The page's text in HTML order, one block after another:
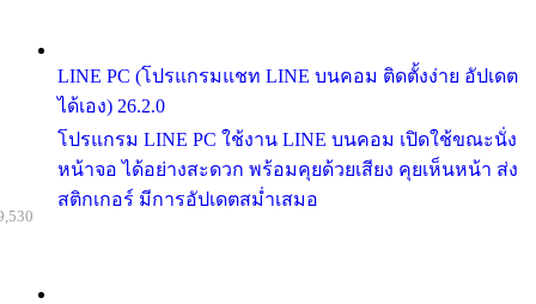
LINE PC (โปรแกรมแชท LINE บนคอม ติดตั้งง่าย อัปเดต
ได้เอง) 26.2.0
โปรแกรม LINE PC ใช้งาน LINE บนคอม เปิดใช้ขณะนั่ง
หน้าจอ ได้อย่างสะดวก พร้อมคุยด้วยเสียง คุยเห็นหน้า ส่ง
สติกเกอร์ มีการอัปเดตสม่ำเสมอ